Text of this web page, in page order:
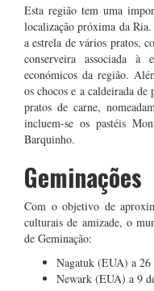
Esta região tem uma
localização próxima da
a estrela de vários pratos,
conserveira associada
económicos da região.
os chocos e a caldeirada
pratos de carne,
incluem-se os pastéis
Barquinho.
Geminações
Com o objetivo de
culturais de amizade, o
de Geminação:
Nagatuk (EUA) a 26
Newark (EUA) a 9